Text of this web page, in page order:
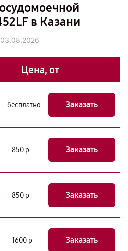
в Казани
03.08.2026
Цена, от
бесплатно Заказать
850 р Заказать
850 р Заказать
1600 р Заказать